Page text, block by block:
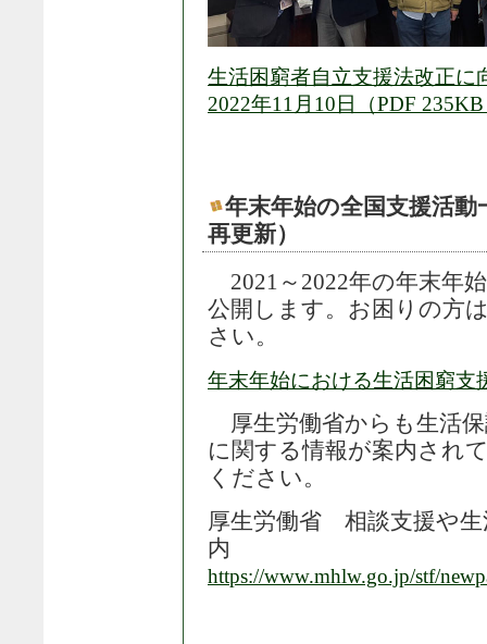
生活困窮者自立支援法改正に
2022年11月10日（PDF
年末年始の全国支援活動
再更新）
2021～2022年の年末年
公開します。お困りの方
さい。
年末年始における生活困窮支
厚生労働省からも生活
に関する情報が案内され
ください。
厚生労働省 相談支援や
内
https://www.mhlw.go.jp/stf/